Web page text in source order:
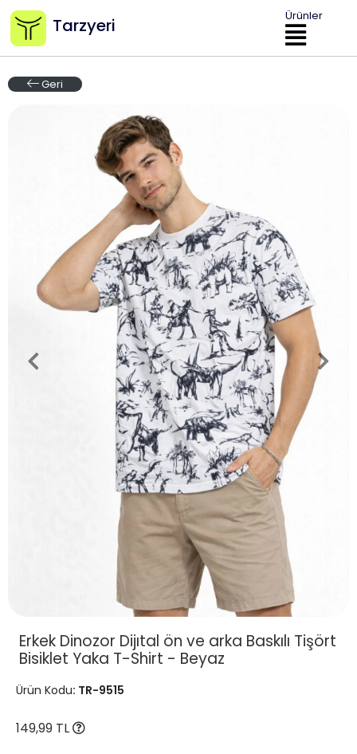
Tarzyeri Ürünler
Geri
Erkek Dinozor Dijıtal ön ve arka Baskılı Tişört
Bisiklet Yaka T-Shirt - Beyaz
Ürün Kodu: TR-9515
149,99 TL